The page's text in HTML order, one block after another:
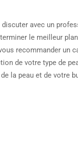
avec un
le meilleur
recommander un
de votre type de
la peau et de votre